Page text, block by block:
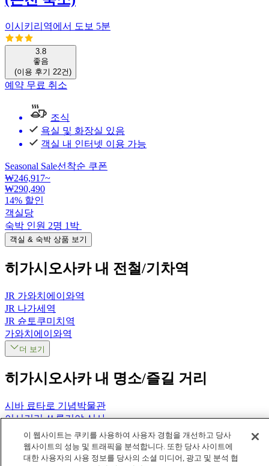
이시키리역에서 도보 5분
3.8
좋음
(이용 후기 22건)
예약 무료 취소
조식
욕실 및 화장실 있음
객실 내 인터넷 이용 가능
Seasonal Sale선착순 쿠폰
₩246,917~
₩290,490
14% 할인
객실당
숙박 인원 2명 1박
객실 & 숙박 상품 보기
히가시오사카내 전철/기차역
JR 가와치에이와역
JR 나가세역
JR 슌토쿠미치역
가와치에이와역
더 보기
히가시오사카내 명소/즐길 거리
시바 료타로 기념박물관
이시키리 쓰루기야 신사
히라오카 신사
일본 오사카 히가시오사카 누카타역
이 웹사이트는 쿠키를 사용하여 사용자 경험을 개선하고 당사
웹사이트의 성능 및 트래픽을 분석합니다. 또한 당사 사이트에
대한 사용자의 사용 정보를 당사의 소셜 미디어, 광고 및 분석 협